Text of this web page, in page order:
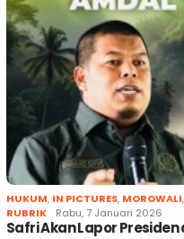
HUKUM, IN PICTURES, MOROWALI,
RUBRIK
Rabu, 7 Januari 2026
Safri Akan Lapor